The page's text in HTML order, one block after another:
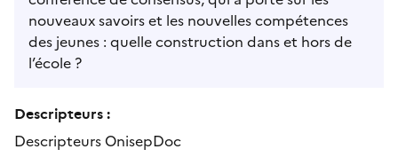
nouveaux savoirs et les nouvelles compétences
des jeunes : quelle construction dans et hors de
l’école ?
Descripteurs :
Descripteurs OnisepDoc